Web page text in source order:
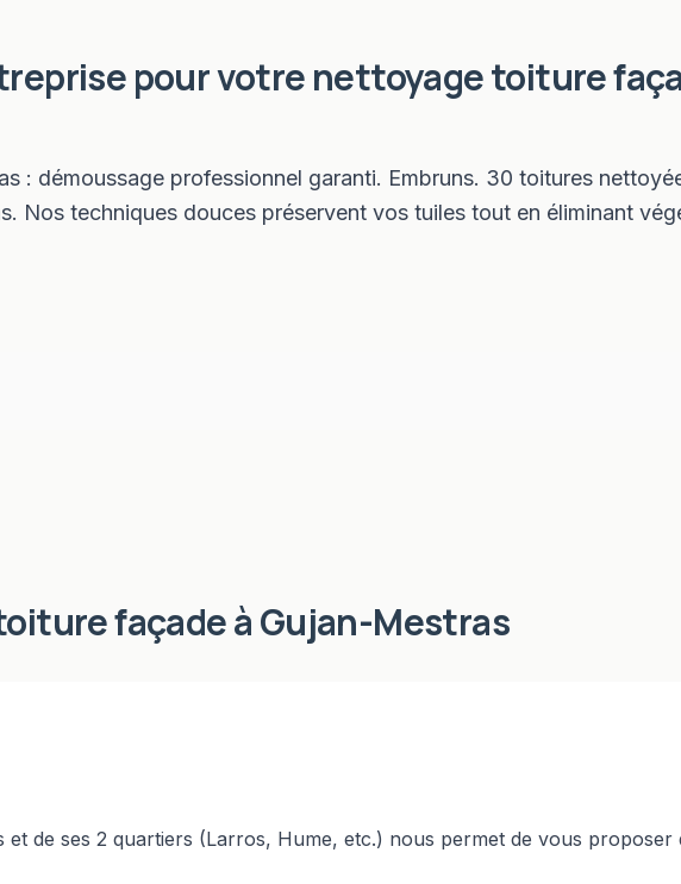
pour votrenettoyage toiture
: démoussage professionnel garanti. Embruns. 30 toitures
Nos techniques douces préservent vos tuiles tout en éliminant
façadeàGujan-Mestras
et de ses 2 quartiers (Larros, Hume, etc.) nous permet de vous proposer